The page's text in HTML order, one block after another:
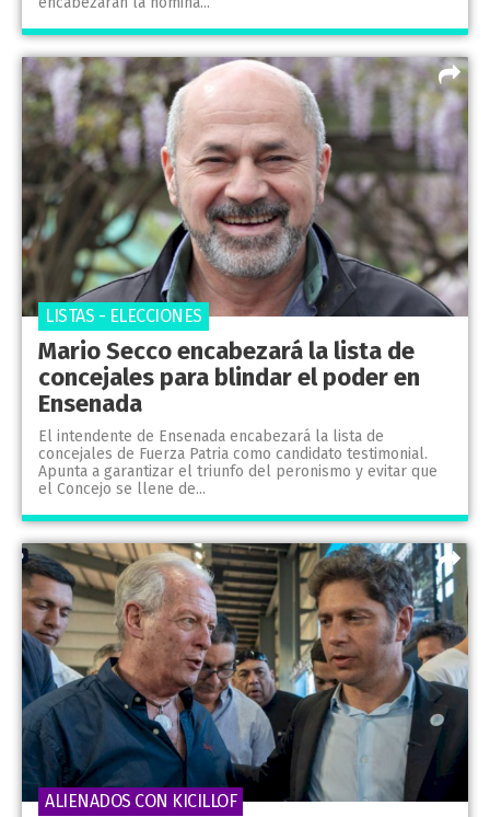
Mario Secco encabezará la lista de
concejales para blindar el poder en
Ensenada
El intendente de Ensenada encabezará la lista de
concejales de Fuerza Patria como candidato testimonial.
Apunta a garantizar el triunfo del peronismo y evitar que
el Concejo se llene de...
LISTAS - ELECCIONES
ALIENADOS CON KICILLOF